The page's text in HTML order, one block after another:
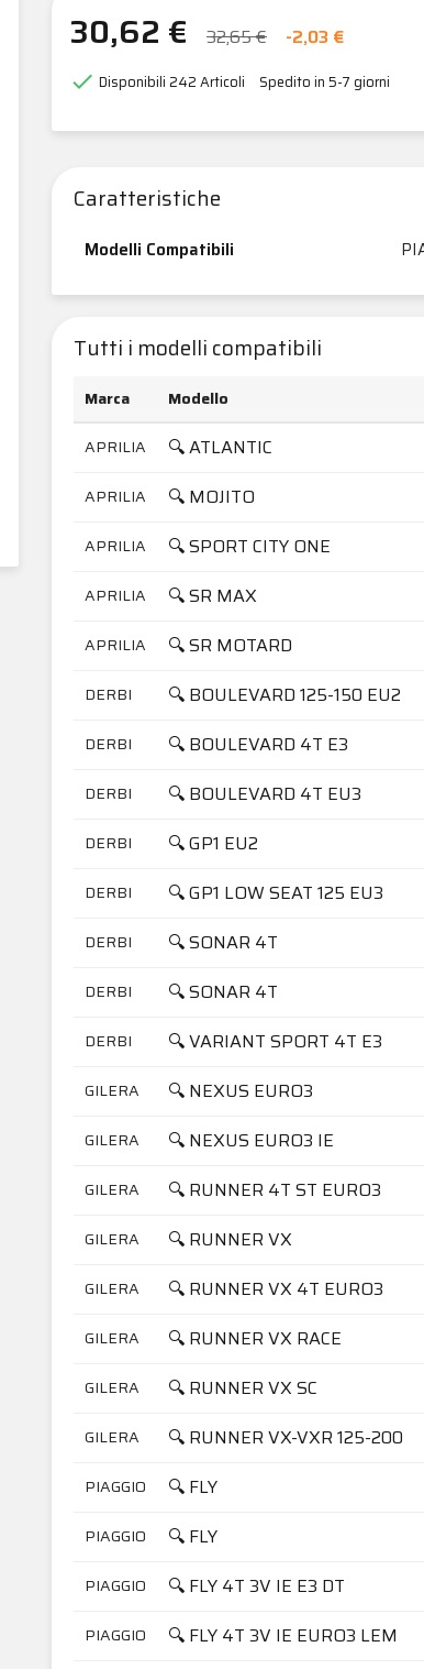
30,62 € 32,65 € -2,03 €
 Disponibili242 Articoli Spedito in 5-7 giorni
Caratteristiche
Modelli Compatibili
Tutti i modelli compatibili
Marca Modello
APRILIA
🔍 ATLANTIC
APRILIA 🔍 MOJITO
APRILIA 🔍 SPORT CITY ONE
APRILIA 🔍 SR MAX
APRILIA 🔍 SR MOTARD
DERBI 🔍 BOULEVARD 125-150 EU2
DERBI 🔍 BOULEVARD 4T E3
DERBI 🔍 BOULEVARD 4T EU3
DERBI 🔍 GP1 EU2
DERBI 🔍 GP1 LOW SEAT 125 EU3
DERBI 🔍 SONAR 4T
DERBI 🔍 SONAR 4T
DERBI 🔍 VARIANT SPORT 4T E3
GILERA 🔍 NEXUS EURO3
GILERA 🔍 NEXUS EURO3 IE
GILERA 🔍 RUNNER 4T ST EURO3
GILERA 🔍 RUNNER VX
GILERA 🔍 RUNNER VX 4T EURO3
GILERA 🔍 RUNNER VX RACE
GILERA 🔍 RUNNER VX SC
GILERA 🔍 RUNNER VX-VXR 125-200
PIAGGIO 🔍 FLY
PIAGGIO 🔍 FLY
PIAGGIO 🔍 FLY 4T 3V IE E3 DT
PIAGGIO 🔍 FLY 4T 3V IE EURO3 LEM